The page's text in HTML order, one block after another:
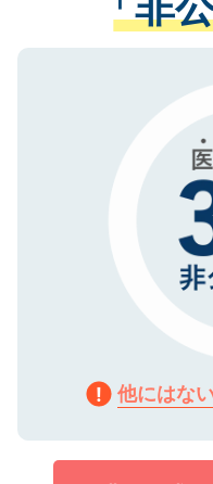
る、プライバ
で、機密保持
ない方には、
ので、まずは
他にはな